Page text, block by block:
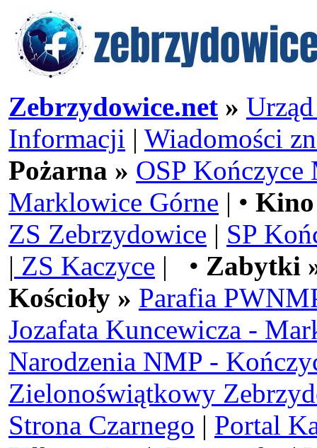
Zebrzydowice.net »
Informacji | Wiadomości
Pożarna » OSP Kończyce
Marklowice Górne | •
ZS Zebrzydowice | SP
| ZS Kaczyce | • Zabytki
Kościoły » Parafia
Jozafata Kuncewicza -
Narodzenia NMP -
Zielonoświątkowy
Strona Czarnego | Portal